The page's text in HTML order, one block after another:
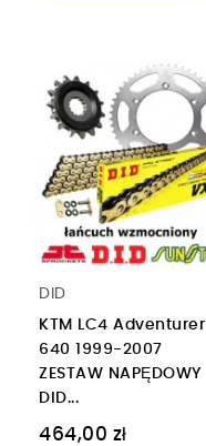
DID
KTM LC4 Adventurer
640 1999-2007
ZESTAW NAPĘDOWY
DID...
464,00 zł